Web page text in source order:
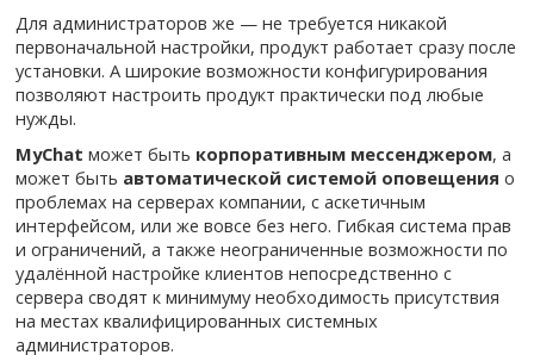
Для администраторов же — не требуется никакой
первоначальной настройки, продукт работает сразу после
установки. А широкие возможности конфигурирования
позволяют настроить продукт практически под любые
нужды.
MyChat может быть корпоративным мессенджером, а
может быть автоматической системой оповещения о
проблемах на серверах компании, с аскетичным
интерфейсом, или же вовсе без него. Гибкая система прав
и ограничений, а также неограниченные возможности по
удалённой настройке клиентов непосредственно с
сервера сводят к минимуму необходимость присутствия
на местах квалифицированных системных
администраторов.